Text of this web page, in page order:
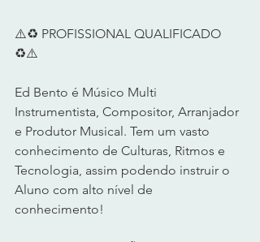
⚠️♻️ PROFISSIONAL QUALIFICADO
♻️⚠️
Ed Bento é Músico Multi
Instrumentista, Compositor, Arranjador
e Produtor Musical. Tem um vasto
conhecimento de Culturas, Ritmos e
Tecnologia, assim podendo instruir o
Aluno com alto nível de
conhecimento!